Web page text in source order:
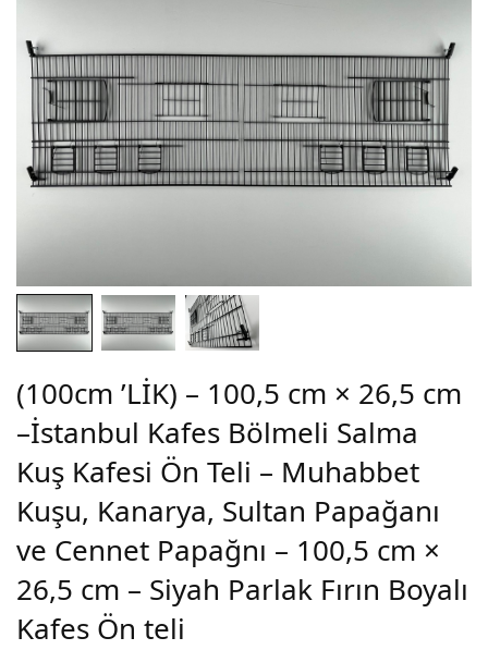
(100cm ’LİK) – 100,5 cm × 26,5 cm
–İstanbul Kafes Bölmeli Salma
Kuş Kafesi Ön Teli – Muhabbet
Kuşu, Kanarya, Sultan Papağanı
ve Cennet Papağnı – 100,5 cm ×
26,5 cm – Siyah Parlak Fırın Boyalı
Kafes Ön teli